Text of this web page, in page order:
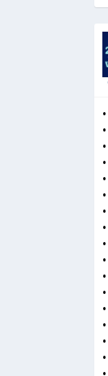
•
•
•
•
•
•
•
•
•
•
•
•
•
•
•
•